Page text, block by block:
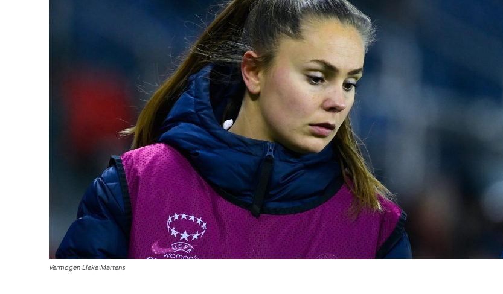
Vermogen Lieke Martens